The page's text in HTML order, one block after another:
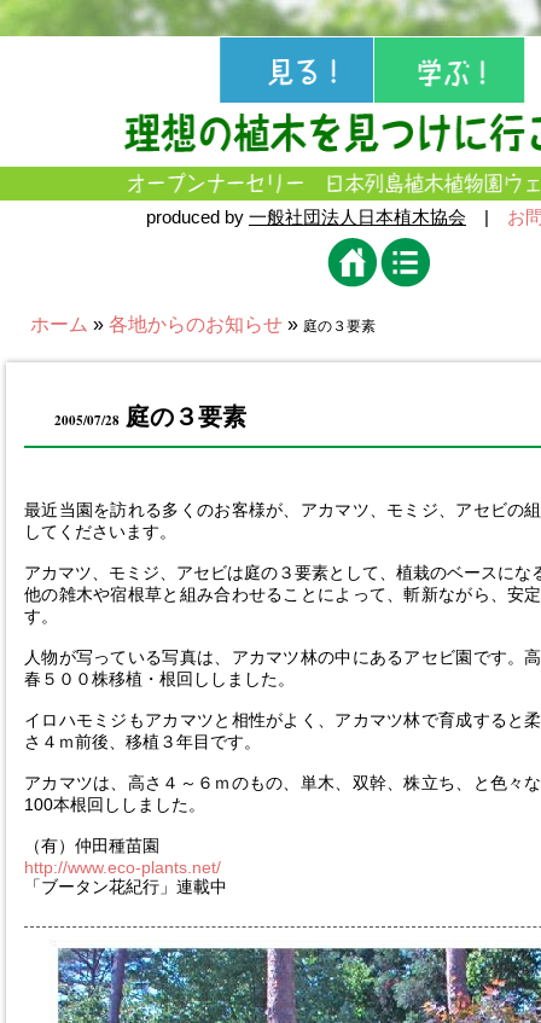
produced by 一般社団法人日本植木協会 | お
ホーム » 各地からのお知らせ » 庭の３要素
2005/07/28 庭の３要素
最近当園を訪れる多くのお客様が、アカマツ、モミジ、アセビの
してくださいます。
アカマツ、モミジ、アセビは庭の３要素として、植栽のベースにな
他の雑木や宿根草と組み合わせることによって、斬新ながら、安
す。
人物が写っている写真は、アカマツ林の中にあるアセビ園です。
春５００株移植・根回ししました。
イロハモミジもアカマツと相性がよく、アカマツ林で育成すると
さ４ｍ前後、移植３年目です。
アカマツは、高さ４～６ｍのもの、単木、双幹、株立ち、と色々
100本根回ししました。
（有）仲田種苗園
http://www.eco-plants.net/
「ブータン花紀行」連載中